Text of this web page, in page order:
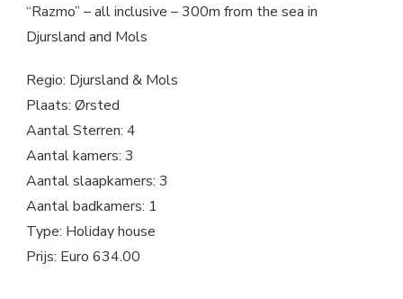
“Razmo” – all inclusive – 300m from the sea in
Djursland and Mols
Regio: Djursland & Mols
Plaats: Ørsted
Aantal Sterren: 4
Aantal kamers: 3
Aantal slaapkamers: 3
Aantal badkamers: 1
Type: Holiday house
Prijs: Euro 634.00